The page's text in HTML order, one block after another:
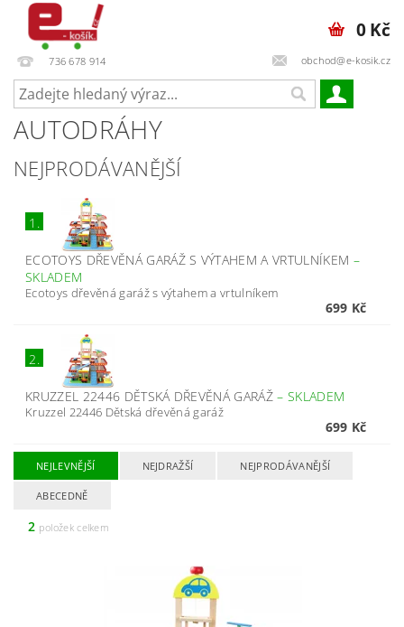
736 678 914 obchod@e-kosik.cz
0 Kč
AUTODRÁHY
NEJPRODÁVANĚJŠÍ
1.
ECOTOYS DŘEVĚNÁ GARÁŽ S VÝTAHEM A VRTULNÍKEM –
SKLADEM
Ecotoys dřevěná garáž s výtahem a vrtulníkem
699 Kč
2.
KRUZZEL 22446 DĚTSKÁ DŘEVĚNÁ GARÁŽ– SKLADEM
Kruzzel 22446 Dětská dřevěná garáž
699 Kč
NEJLEVNĚJŠÍ NEJDRAŽŠÍ NEJPRODÁVANĚJŠÍ
ABECEDNĚ
2 položek celkem